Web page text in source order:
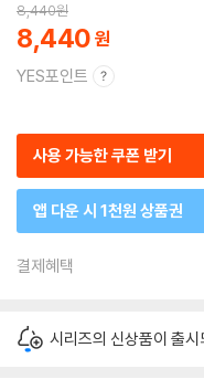
8,440원
8,440
YES포인트
사용 가능한 쿠폰 받기
앱 다운 시 1천원 상품권
결제혜택
시리즈의 신상품이 출